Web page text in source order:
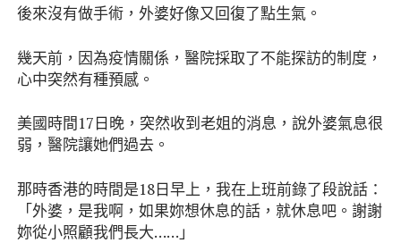
後來沒有做手術，外婆好像又回復了點生氣。
幾天前，因為疫情關係，醫院採取了不能探訪的制度，
心中突然有種預感。
美國時間17日晚，突然收到老姐的消息，說外婆氣息很
弱，醫院讓她們過去。
那時香港的時間是18日早上，我在上班前錄了段說話：
「外婆，是我啊，如果妳想休息的話，就休息吧。謝謝
妳從小照顧我們長大……」